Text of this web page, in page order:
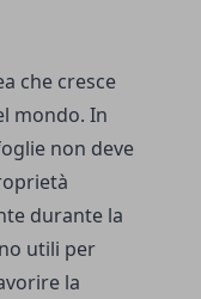
che cresce
mondo. In
non deve
durante la
utili per
la